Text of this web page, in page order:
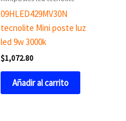
09HLED429MV30N
tecnolite Mini poste luz
led 9w 3000k
$1,072.80
Añadir al carrito